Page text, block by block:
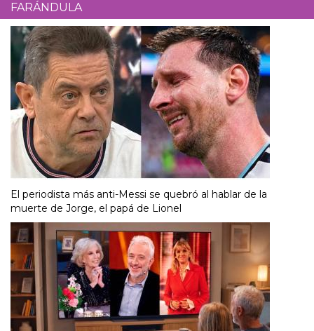
FARÁNDULA
El periodista más anti-Messi se quebró al hablar de la
muerte de Jorge, el papá de Lionel